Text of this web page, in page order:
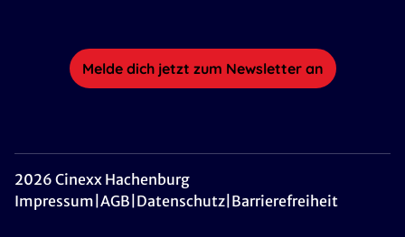
Melde dich jetzt zum Newsletter an
2026 Cinexx Hachenburg
Impressum AGB Datenschutz Barrierefreiheit